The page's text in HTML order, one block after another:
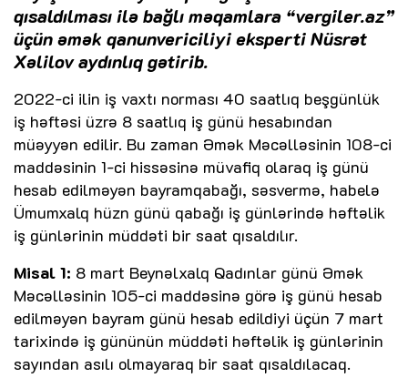
qısaldılması ilə bağlı məqamlara “vergiler.az”
üçün əmək qanunvericiliyi eksperti Nüsrət
Xəlilov aydınlıq gətirib.
2022-ci ilin iş vaxtı norması 40 saatlıq beşgünlük
iş həftəsi üzrə 8 saatlıq iş günü hesabından
müəyyən edilir. Bu zaman Əmək Məcəlləsinin 108-ci
maddəsinin 1-ci hissəsinə müvafiq olaraq iş günü
hesab edilməyən bayramqabağı, səsvermə, habelə
Ümumxalq hüzn günü qabağı iş günlərində həftəlik
iş günlərinin müddəti bir saat qısaldılır.
Misal 1: 8 mart Beynəlxalq Qadınlar günü Əmək
Məcəlləsinin 105-ci maddəsinə görə iş günü hesab
edilməyən bayram günü hesab edildiyi üçün 7 mart
tarixində iş gününün müddəti həftəlik iş günlərinin
sayından asılı olmayaraq bir saat qısaldılacaq.